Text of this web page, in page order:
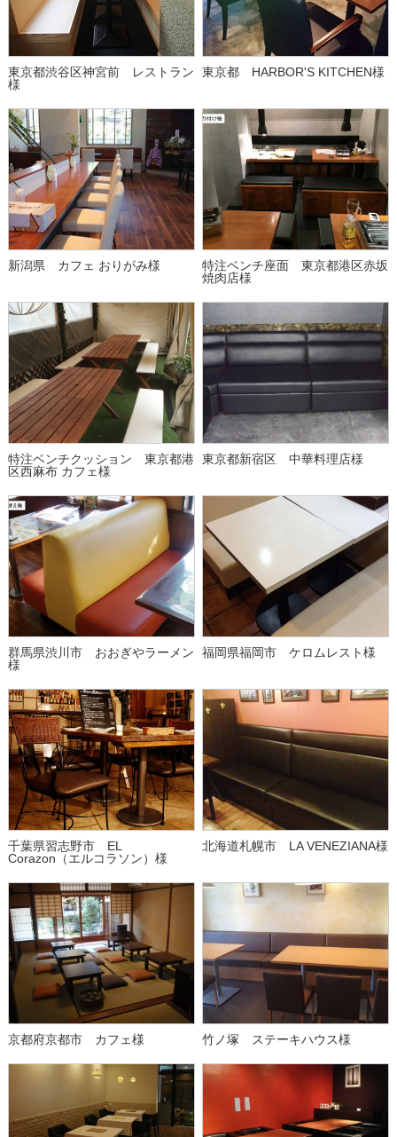
東京都渋谷区神宮前 レストラン
様
東京都 HARBOR'S KITCHEN様
新潟県 カフェ おりがみ様
特注ベンチ座面 東京都港区赤坂
焼肉店様
特注ベンチクッション 東京都港
区西麻布 カフェ様
東京都新宿区 中華料理店様
群馬県渋川市 おおぎやラーメン
様
福岡県福岡市 ケロムレスト様
千葉県習志野市 EL
Corazon（エルコラソン）様
北海道札幌市 LA VENEZIANA様
京都府京都市 カフェ様 竹ノ塚 ステーキハウス様